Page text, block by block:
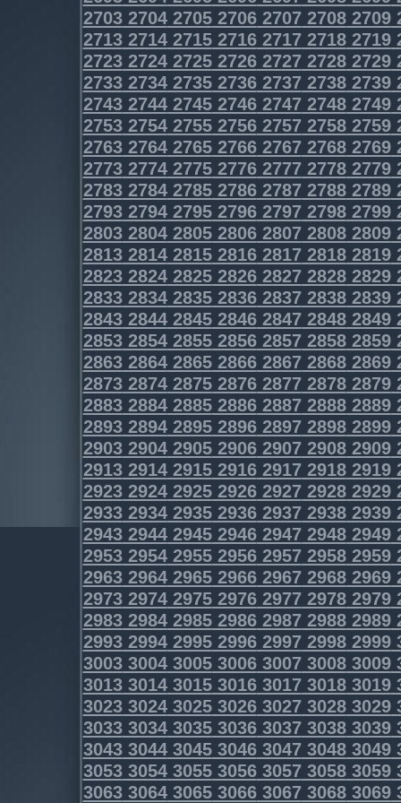
2703270427052706270727082709
2713271427152716271727182719
2723272427252726272727282729
2733273427352736273727382739
2743274427452746274727482749
2753275427552756275727582759
2763276427652766276727682769
2773277427752776277727782779
2783278427852786278727882789
2793279427952796279727982799
2803280428052806280728082809
2813281428152816281728182819
2823282428252826282728282829
2833283428352836283728382839
2843284428452846284728482849
2853285428552856285728582859
2863286428652866286728682869
2873287428752876287728782879
2883288428852886288728882889
2893289428952896289728982899
2903290429052906290729082909
2913291429152916291729182919
2923292429252926292729282929
2933293429352936293729382939
2943294429452946294729482949
2953295429552956295729582959
2963296429652966296729682969
2973297429752976297729782979
2983298429852986298729882989
2993299429952996299729982999
3003300430053006300730083009
3013301430153016301730183019
3023302430253026302730283029
3033303430353036303730383039
3043304430453046304730483049
3053305430553056305730583059
3063306430653066306730683069